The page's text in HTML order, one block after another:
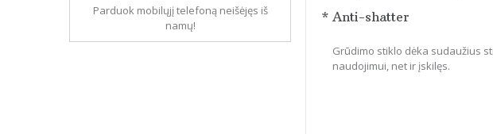
Parduok mobilųjį telefoną neišėjęs iš
namų!
* Anti-shatter
Grūdimo stiklo dėka sudaužius
naudojimui, net ir įskilęs.